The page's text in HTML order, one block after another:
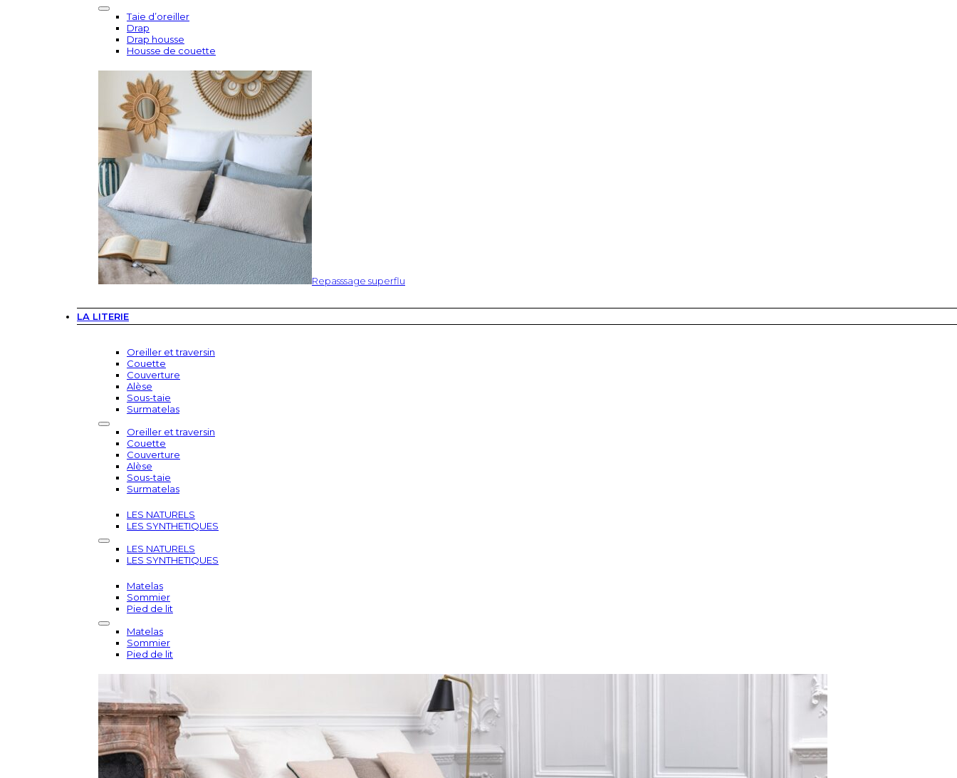
Taie d’oreiller
Drap
Drap housse
Housse de couette
Repasssage superflu
LA LITERIE
Oreiller et traversin
Couette
Couverture
Alèse
Sous-taie
Surmatelas
Oreiller et traversin
Couette
Couverture
Alèse
Sous-taie
Surmatelas
LES NATURELS
LES SYNTHETIQUES
LES NATURELS
LES SYNTHETIQUES
Matelas
Sommier
Pied de lit
Matelas
Sommier
Pied de lit